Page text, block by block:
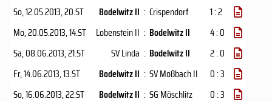
So, 12.05.2013, 20.ST Bodelwitz II : Crispendorf
1 : 2
Mo, 20.05.2013, 14.ST Lobenstein II : Bodelwitz II
4 : 0
Sa, 08.06.2013, 21.ST SV Linda : Bodelwitz II
2 : 0
Fr, 14.06.2013, 13.ST Bodelwitz II : SV Moßbach II
0 : 3
So, 16.06.2013, 22.ST Bodelwitz II : SG Möschlitz 0 : 3